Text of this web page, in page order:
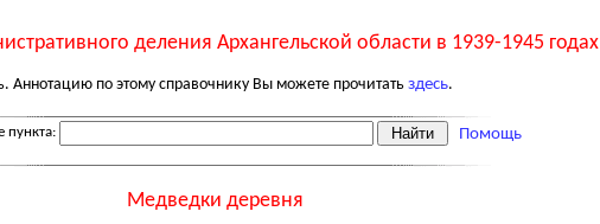
деления Архангельской области в 1939-1945 годах
Аннотацию по этому справочнику Вы можете прочитать здесь.
пункта: Помощь
Медведки деревня